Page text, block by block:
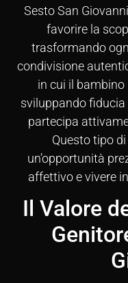
Sesto San
favorire la
trasformando
condivisione
in cui il
sviluppando fiducia
partecipa
Questo tipo
un’opportunità
affettivo e vivere
Il Valore